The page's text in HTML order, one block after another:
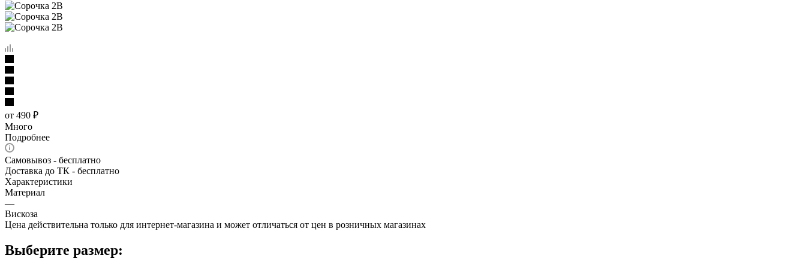
от 490 ₽
Много
Подробнее
Самовывоз - бесплатно
Доставка до ТК - бесплатно
Характеристики
Материал
—
Вискоза
Цена действительна только для интернет-магазина и может отличаться от цен в розничных магазинах
Выберите размер: